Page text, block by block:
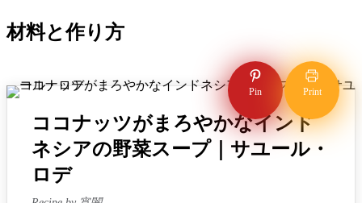
材料と作り方
Pin Print
ココナッツがまろやかなインド
ネシアの野菜スープ｜サユール・
ロデ